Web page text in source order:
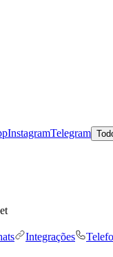
InstagramTelegram
Integrações